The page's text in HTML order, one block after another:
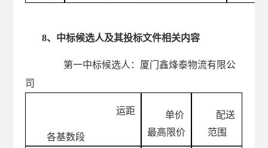
8、中标候选人及其投标文件相关内容
第一中标候选人： 厦门鑫烽泰物流有限公
司
运距
各基数段
单价
最高限价
配送
范围